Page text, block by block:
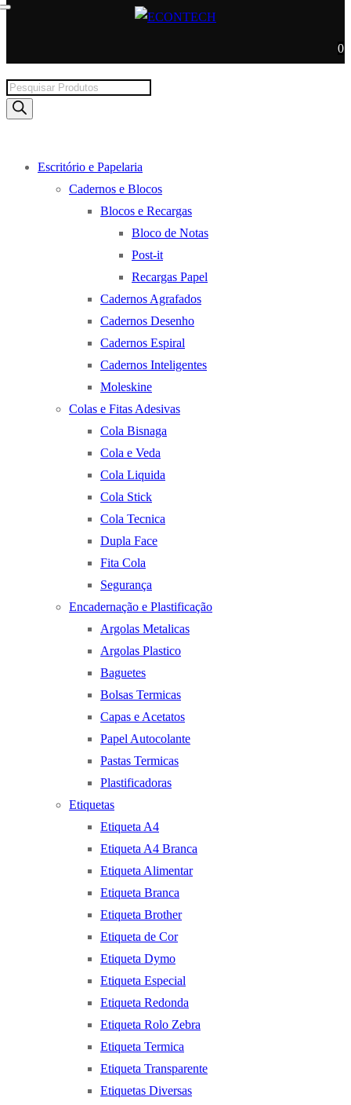
0
Products
search
Escritório e Papelaria
Cadernos e Blocos
Blocos e Recargas
Bloco de Notas
Post-it
Recargas Papel
Cadernos Agrafados
Cadernos Desenho
Cadernos Espiral
Cadernos Inteligentes
Moleskine
Colas e Fitas Adesivas
Cola Bisnaga
Cola e Veda
Cola Liquida
Cola Stick
Cola Tecnica
Dupla Face
Fita Cola
Segurança
Encadernação e Plastificação
Argolas Metalicas
Argolas Plastico
Baguetes
Bolsas Termicas
Capas e Acetatos
Papel Autocolante
Pastas Termicas
Plastificadoras
Etiquetas
Etiqueta A4
Etiqueta A4 Branca
Etiqueta Alimentar
Etiqueta Branca
Etiqueta Brother
Etiqueta de Cor
Etiqueta Dymo
Etiqueta Especial
Etiqueta Redonda
Etiqueta Rolo Zebra
Etiqueta Termica
Etiqueta Transparente
Etiquetas Diversas